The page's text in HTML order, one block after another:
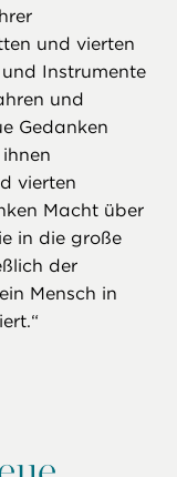
und vierten
Instrumente
und
Gedanken
vierten
Macht über
in die große
der
Mensch in